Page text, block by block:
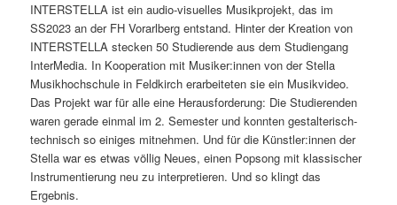
INTERSTELLA ist ein audio-visuelles Musikprojekt, das im
SS2023 an der FH Vorarlberg entstand. Hinter der Kreation von
INTERSTELLA stecken 50 Studierende aus dem Studiengang
InterMedia. In Kooperation mit Musiker:innen von der Stella
Musikhochschule in Feldkirch erarbeiteten sie ein Musikvideo.
Das Projekt war für alle eine Herausforderung: Die Studierenden
waren gerade einmal im 2. Semester und konnten gestalterisch-
technisch so einiges mitnehmen. Und für die Künstler:innen der
Stella war es etwas völlig Neues, einen Popsong mit klassischer
Instrumentierung neu zu interpretieren. Und so klingt das
Ergebnis.